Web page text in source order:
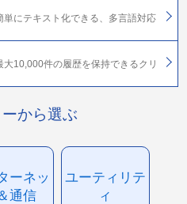
にテキスト化できる、多言語対応
10,000件の履歴を保持できるクリ
から選ぶ
ーネッ
通信
ユーティリテ
ィ